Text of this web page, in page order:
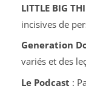
LITTLE BIG
incisives de
Generation
variés et des
Le Podcast :